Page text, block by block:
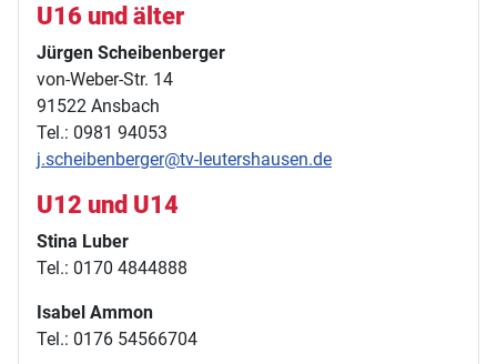
U16 und älter
Jürgen Scheibenberger
von-Weber-Str. 14
91522 Ansbach
Tel.: 0981 94053
j.scheibenberger@tv-leutershausen.de
U12 und U14
Stina Luber
Tel.: 0170 4844888
Isabel Ammon
Tel.: 0176 54566704